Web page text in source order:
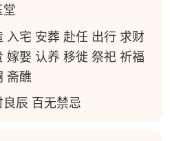
堂
入宅 安葬 赴任 出行 求财
嫁娶 认养 移徙 祭祀 祈福
斋醮
良辰 百无禁忌